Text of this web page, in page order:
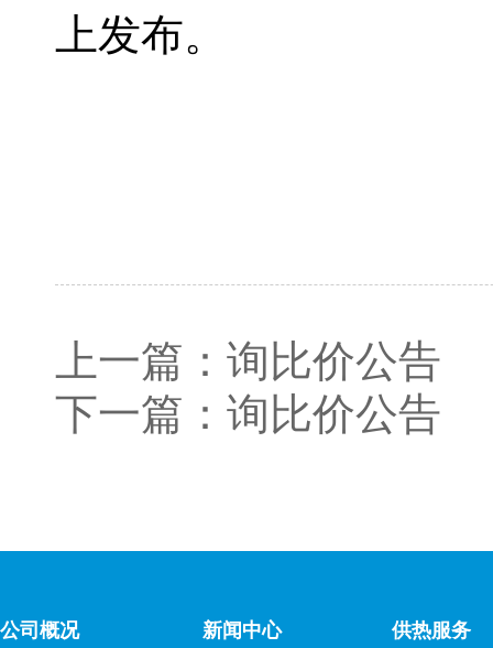
上发布。
上一篇： 询比价公告
下一篇： 询比价公告
公司概况 新闻中心 供热服务